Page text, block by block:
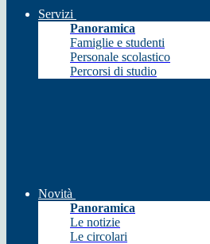
Servizi
Panoramica
Famiglie e studenti
Personale scolastico
Percorsi di studio
Novità
Panoramica
Le notizie
Le circolari